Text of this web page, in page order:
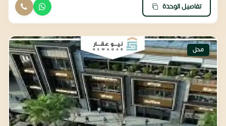
تفاصيل الوحدة
محل